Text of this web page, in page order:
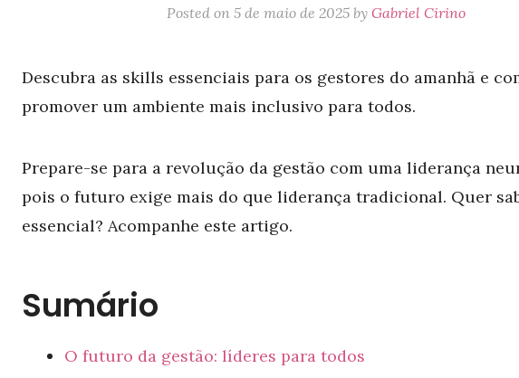
Posted on 5 de maio de 2025 by Gabriel Cirino
Descubra as skills essenciais para os gestores do amanhã e
promover um ambiente mais inclusivo para todos.
Prepare-se para a revolução da gestão com uma liderança
pois o futuro exige mais do que liderança tradicional. Quer
essencial? Acompanhe este artigo.
Sumário
O futuro da gestão: líderes para todos